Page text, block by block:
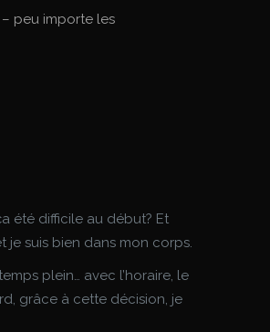
– peu importe les
été difficile au début? Et
je suis bien dans mon corps.
plein… avec l’horaire, le
grâce à cette décision, je